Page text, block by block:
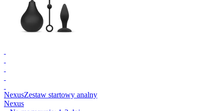
NexusZestaw startowy analny
Nexus